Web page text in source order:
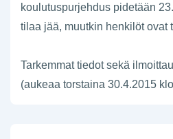
koulutuspurjehdus pidetään
tilaa jää, muutkin henkilöt ovat
Tarkemmat tiedot sekä
(aukeaa torstaina 30.4.2015